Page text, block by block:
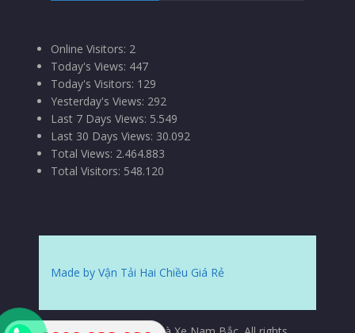
Online Visitors: 2
Today's Views: 447
Today's Visitors: 129
Yesterday's Views: 292
Last 7 Days Views: 5.549
Last 30 Days Views: 30.092
Total Views: 2.464.883
Total Visitors: 548.120
Made by Vận Tải Hai Chiều Giá Rẻ